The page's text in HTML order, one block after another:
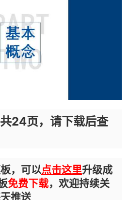
24页，请下载后查
，可以点击这里升级成
免费下载，欢迎持续关
推送